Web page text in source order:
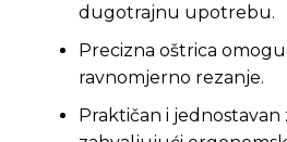
dugotrajnu upotrebu.
Precizna oštrica
ravnomjerno rezanje.
Praktičan i